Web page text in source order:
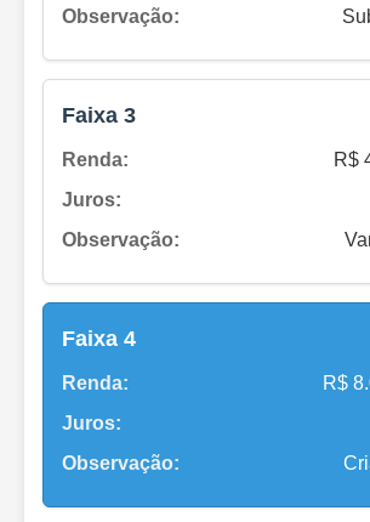
Observação:
Faixa 3
Renda:
R$
Juros:
Observação:
Faixa 4
Renda:
R$
Juros:
Observação: